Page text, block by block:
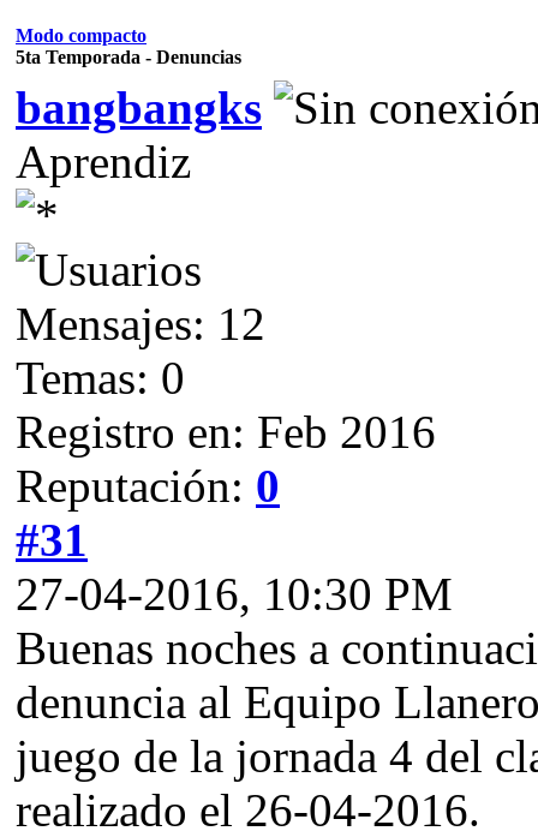
Modo compacto
5ta Temporada - Denuncias
bangbangks
Aprendiz
Mensajes: 12
Temas: 0
Registro en: Feb 2016
Reputación: 0
#31
27-04-2016, 10:30 PM
Buenas noches a
denuncia al Equipo
juego de la jornada 4 del
realizado el 26-04-2016.